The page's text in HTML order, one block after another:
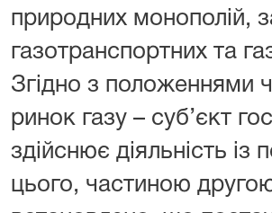
природних монополій,
газотранспортних та
Згідно з положеннями
ринок газу – суб’єкт
здійснює діяльність
цього, частиною